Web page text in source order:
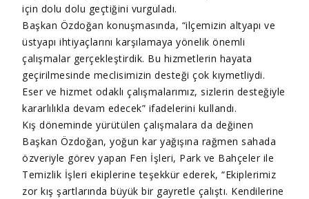
için dolu dolu geçtiğini vurguladı.
Başkan Özdoğan konuşmasında, “ilçemizin altyapı ve
üstyapı ihtiyaçlarını karşılamaya yönelik önemli
çalışmalar gerçekleştirdik. Bu hizmetlerin hayata
geçirilmesinde meclisimizin desteği çok kıymetliydi.
Eser ve hizmet odaklı çalışmalarımız, sizlerin desteğiyle
kararlılıkla devam edecek” ifadelerini kullandı.
Kış döneminde yürütülen çalışmalara da değinen
Başkan Özdoğan, yoğun kar yağışına rağmen sahada
özveriyle görev yapan Fen İşleri, Park ve Bahçeler ile
Temizlik İşleri ekiplerine teşekkür ederek, “Ekiplerimiz
zor kış şartlarında büyük bir gayretle çalıştı. Kendilerine